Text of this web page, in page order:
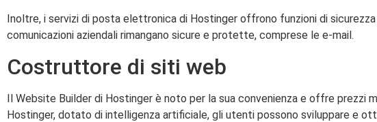
Inoltre, i servizi di posta elettronica di Hostinger offrono funzioni di
comunicazioni aziendali rimangano sicure e protette, comprese le e-mail.
Costruttore di siti web
Il Website Builder di Hostinger è noto per la sua convenienza e offre prezzi
Hostinger, dotato di intelligenza artificiale, gli utenti possono sviluppare e